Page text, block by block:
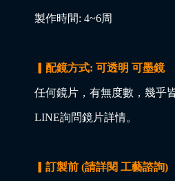
製作時間: 4~6周
▎配鏡方式: 可透明 可墨鏡
任何鏡片，有無度數，幾乎
LINE詢問鏡片詳情。
▎訂製前 (請詳閱 工藝諮詢)